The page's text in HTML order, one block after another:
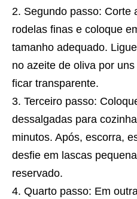
Segundo passo: Corte
rodelas finas e coloque
tamanho adequado.
no azeite de oliva por
ficar transparente.
Terceiro passo:
dessalgadas para
minutos. Após, escorra,
desfie em lascas
reservado.
Quarto passo: Em